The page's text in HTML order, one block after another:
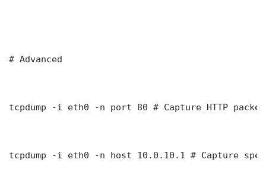
# Advanced
tcpdump -i eth0 -n port 80 # Capture HTTP
tcpdump -i eth0 -n host 10.0.10.1 # Capture